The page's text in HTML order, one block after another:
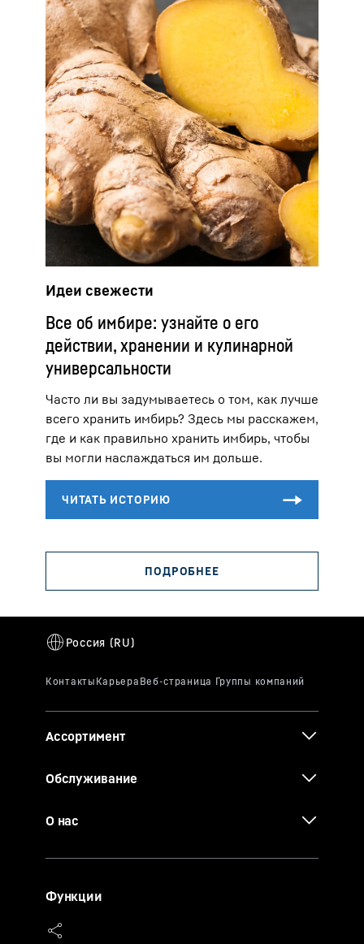
Идеи свежести
Все об имбире: узнайте о его
действии, хранении и кулинарной
универсальности
Часто ли вы задумываетесь о том, как лучше
всего хранить имбирь? Здесь мы расскажем,
где и как правильно хранить имбирь, чтобы
вы могли наслаждаться им дольше.
Ассортимент
Обслуживание
О нас
Функции